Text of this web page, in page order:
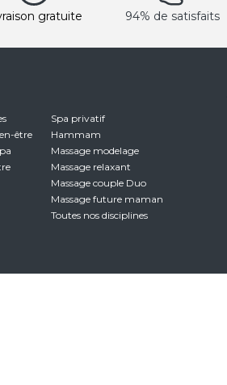
gratuite 94% de satisfaits
être
Spa privatif
Hammam
Massage modelage
Massage relaxant
Massage couple Duo
Massage future maman
Toutes nos disciplines